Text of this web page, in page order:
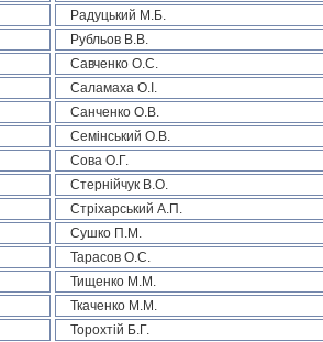
Радуцький М.Б.
Рубльов В.В.
Савченко О.С.
Саламаха О.І.
Санченко О.В.
Семінський О.В.
Сова О.Г.
Стернійчук В.О.
Стріхарський А.П.
Сушко П.М.
Тарасов О.С.
Тищенко М.М.
Ткаченко М.М.
Торохтій Б.Г.